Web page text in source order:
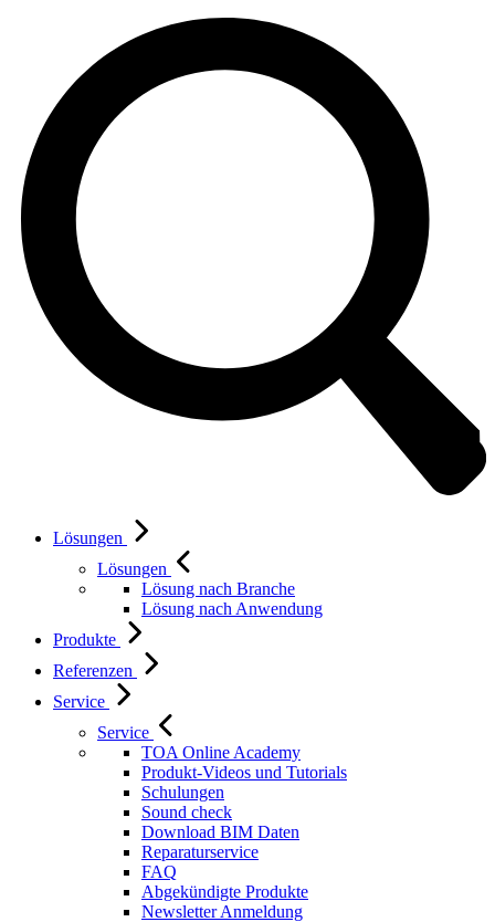
Lösungen
Lösungen
Lösung nach Branche
Lösung nach Anwendung
Produkte
Referenzen
Service
Service
TOA Online Academy
Produkt-Videos und Tutorials
Schulungen
Sound check
Download BIM Daten
Reparaturservice
FAQ
Abgekündigte Produkte
Newsletter Anmeldung